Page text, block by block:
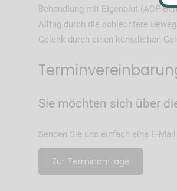
Behandlung mit Eigenblut (ACP
Alltag durch die schlechtere
Gelenk durch einen künstlichen
Sie möchten sich über
Senden Sie uns einfach eine E-
Zur Terminanfrage